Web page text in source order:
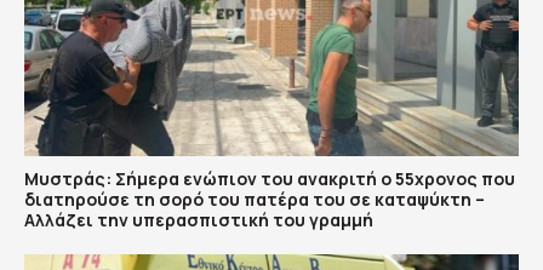
Μυστράς: Σήμερα ενώπιον του ανακριτή ο 55χρονος που
διατηρούσε τη σορό του πατέρα του σε καταψύκτη –
Αλλάζει την υπερασπιστική του γραμμή